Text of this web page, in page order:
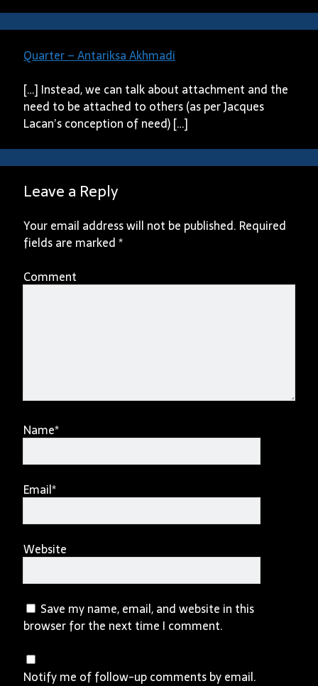
Quarter – Antariksa Akhmadi
[…] Instead, we can talk about attachment and the
need to be attached to others (as per Jacques
Lacan’s conception of need) […]
Leave a Reply
Your email address will not be published. Required
fields are marked*
Comment
Name*
Email*
Website
Save my name, email, and website in this
browser for the next time I comment.
Notify me of follow-up comments by email.